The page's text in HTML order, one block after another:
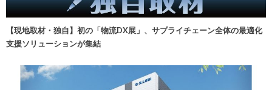
【現地取材・独自】初の「物流DX展」、サプライチェーン全体の最適化
支援ソリューションが集結